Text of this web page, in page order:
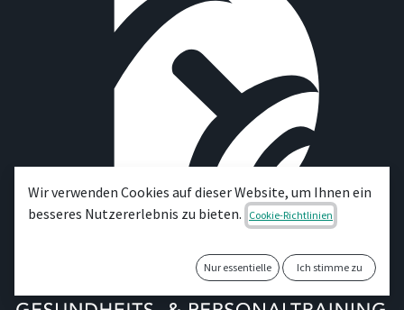
Wir verwenden Cookies auf dieser Website, um Ihnen ein
besseres Nutzererlebnis zu bieten.
Cookie-Richtlinien
Nur essentielle Ich stimme zu